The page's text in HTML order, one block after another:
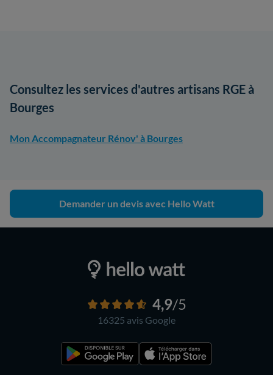
Consultez les services d'autres artisans RGE à
Bourges
Mon Accompagnateur Rénov' à Bourges
Demander un devis avec Hello Watt
4,9/5
16325 avis Google